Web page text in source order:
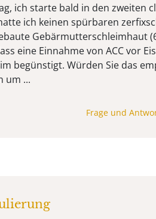
ich starte bald in den zweiten
ich keinen spürbaren
Gebärmutterschleimhaut
eine Einnahme von ACC vor
begünstigt. Würden Sie das
um ...
Frage und